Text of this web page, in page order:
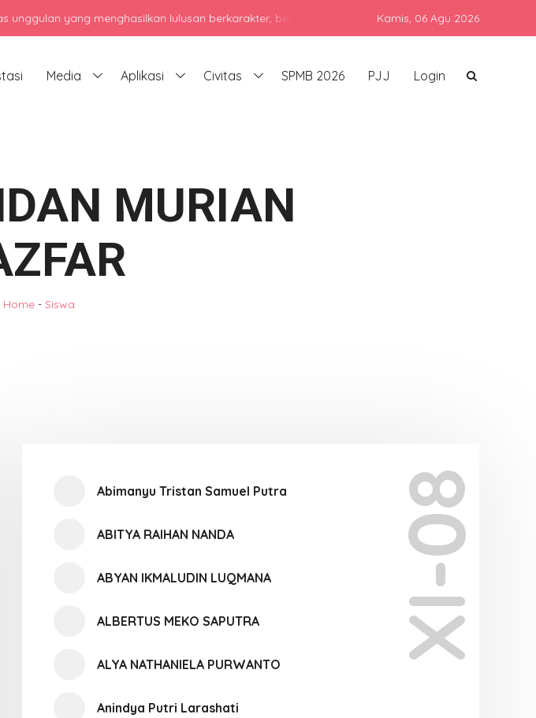
yang menghasilkan lulusan berkarakter, berprestasi, dan siap bersaing di era global dengan
Kamis, 06 Agu 2026
Media Aplikasi Civitas SPMB 2026 PJJ Login
MURIAN
Home - Siswa
XI-08
Abimanyu Tristan Samuel Putra
ABITYA RAIHAN NANDA
ABYAN IKMALUDIN LUQMANA
ALBERTUS MEKO SAPUTRA
ALYA NATHANIELA PURWANTO
Anindya Putri Larashati